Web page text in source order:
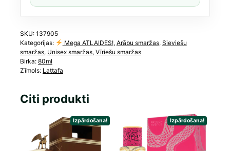
SKU: 137905
Kategorijas:
Mega ATLAIDES!, Arābu smaržas, Sieviešu
smaržas, Unisex smaržas, Vīriešu smaržas
Birka: 80ml
Zīmols: Lattafa
Citi produkti
Izpārdošana! Izpārdošana!